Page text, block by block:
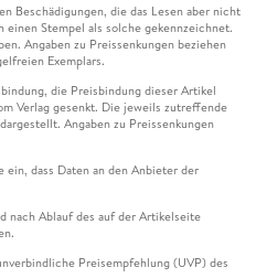
Beschädigungen, die das Lesen aber nicht
Stempel als solche gekennzeichnet.
Angaben zu Preissenkungen beziehen
Exemplars.
die Preisbindung dieser Artikel
Verlag gesenkt. Die jeweils zutreffende
Angaben zu Preissenkungen
dass Daten an den Anbieter der
nach Ablauf des auf der Artikelseite
Preisempfehlung (UVP) des